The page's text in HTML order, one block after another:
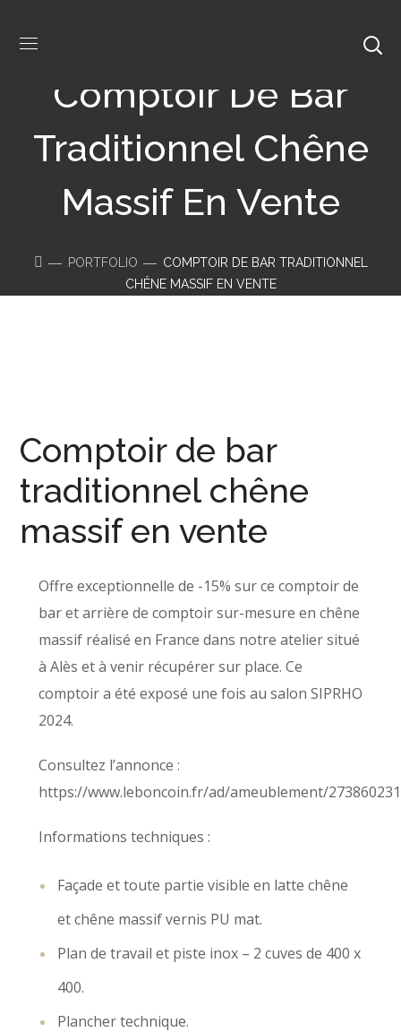
Comptoir De Bar
Traditionnel Chêne
Massif En Vente
PORTFOLIO
COMPTOIR DE BAR TRADITIONNEL
CHÊNE MASSIF EN VENTE
Comptoir de bar
traditionnel chêne
massif en vente
Offre exceptionnelle de -15% sur ce comptoir de
bar et arrière de comptoir sur-mesure en chêne
massif réalisé en France dans notre atelier situé
à Alès et à venir récupérer sur place. Ce
comptoir a été exposé une fois au salon SIPRHO
2024.
Consultez l’annonce :
https://www.leboncoin.fr/ad/ameublement/
Informations techniques :
Façade et toute partie visible en latte chêne
et chêne massif vernis PU mat.
Plan de travail et piste inox – 2 cuves de 400 x
400.
Plancher technique.